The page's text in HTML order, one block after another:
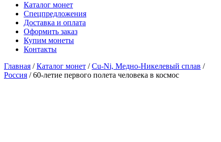
Каталог монет
Спецпредложения
Доставка и оплата
Оформить заказ
Купим монеты
Контакты
Главная /Каталог монет /Cu-Ni, Медно-Никелевый сплав /
Россия / 60-летие первого полета человека в космос